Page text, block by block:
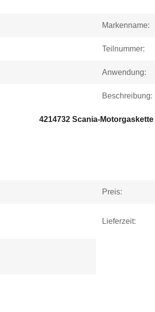
Markenname:
Teilnummer:
Anwendung:
Beschreibung:
4214732 Scania-Motorgaskette
Preis:
Lieferzeit: